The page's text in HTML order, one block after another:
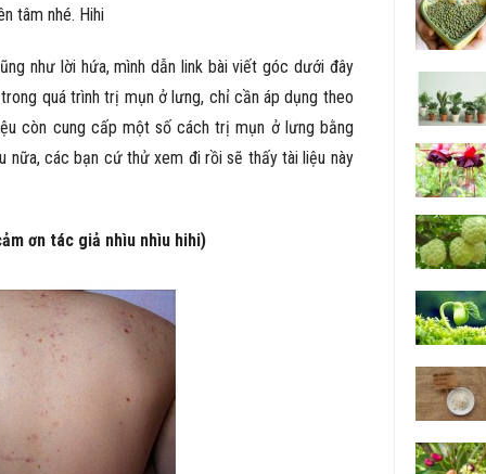
tâm nhé. Hihi
như lời hứa, mình dẫn link bài viết góc dưới đây
quá trình trị mụn ở lưng, chỉ cần áp dụng theo
còn cung cấp một số cách trị mụn ở lưng bằng
nữa, các bạn cứ thử xem đi rồi sẽ thấy tài liệu này
ơn tác giả nhìu nhìu hihi)